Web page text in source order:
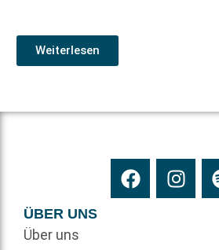
Weiterlesen
ÜBER UNS
Über uns